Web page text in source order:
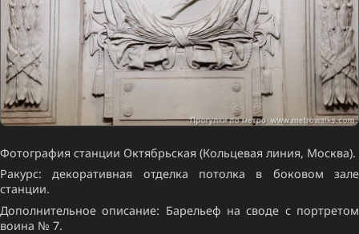
Фотография станции Октябрьская (Кольцевая линия, Москва).
Ракурс: декоративная отделка потолка в боковом зале
станции.
Дополнительное описание: Барельеф на своде с портретом
воина № 7.